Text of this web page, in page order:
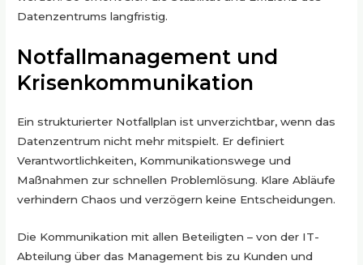
Datenzentrums langfristig.
Notfallmanagement und
Krisenkommunikation
Ein strukturierter Notfallplan ist unverzichtbar, wenn das
Datenzentrum nicht mehr mitspielt. Er definiert
Verantwortlichkeiten, Kommunikationswege und
Maßnahmen zur schnellen Problemlösung. Klare Abläufe
verhindern Chaos und verzögern keine Entscheidungen.
Die Kommunikation mit allen Beteiligten – von der IT-
Abteilung über das Management bis zu Kunden und